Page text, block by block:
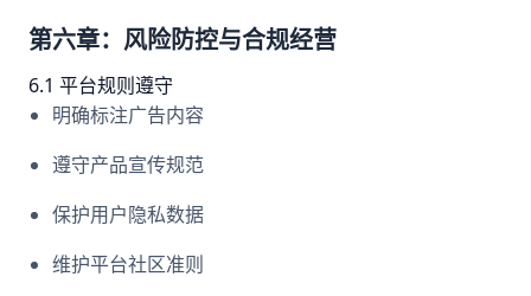
第六章：风险防控与合规经营
6.1 平台规则遵守
明确标注广告内容
遵守产品宣传规范
保护用户隐私数据
维护平台社区准则